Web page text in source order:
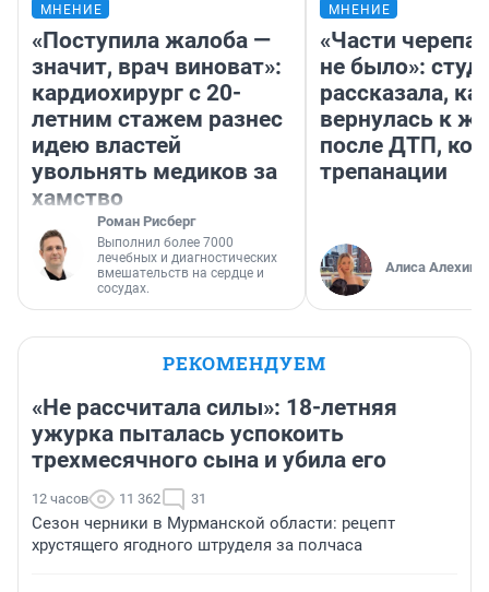
МНЕНИЕ
«Поступила жалоба —
значит, врач виноват»:
кардиохирург с 20-
летним стажем разнес
идею властей
увольнять медиков за
хамство
Роман Рисберг
Выполнил более 7000
лечебных и диагностических
вмешательств на сердце и
сосудах.
МНЕНИЕ
«Части черепа
не было»:
рассказала,
вернулась к
после ДТП,
трепанации
Алиса Алехина
РЕКОМЕНДУЕМ
«Не рассчитала силы»: 18-летняя
ужурка пыталась успокоить
трехмесячного сына и убила его
12 часов 11 362 31
Сезон черники в Мурманской области: рецепт
хрустящего ягодного штруделя за полчаса